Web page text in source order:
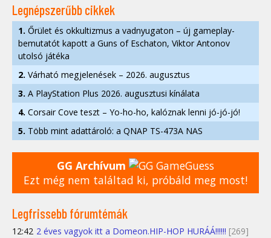
Legnépszerűbb cikkek
1. Őrület és okkultizmus a vadnyugaton – új gameplay-
bemutatót kapott a Guns of Eschaton, Viktor Antonov
utolsó játéka
2. Várható megjelenések – 2026. augusztus
3. A PlayStation Plus 2026. augusztusi kínálata
4. Corsair Cove teszt – Yo-ho-ho, kalóznak lenni jó-jó-jó!
5. Több mint adattároló: a QNAP TS-473A NAS
GG Archívum
Ezt még nem találtad ki, próbáld meg most!
Legfrissebb fórumtémák
12:42 2 éves vagyok itt a Domeon.HIP-HOP HURÁÁ!!!!!! [269]